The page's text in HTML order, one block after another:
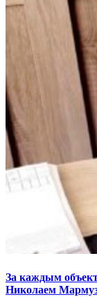
За каждым
Николаем